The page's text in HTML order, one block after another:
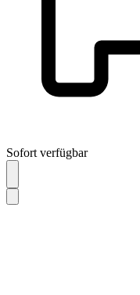
Sofort verfügbar